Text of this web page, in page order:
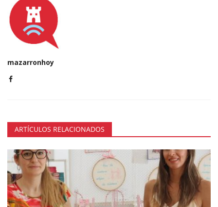
mazarronhoy
ARTÍCULOS RELACIONADOS